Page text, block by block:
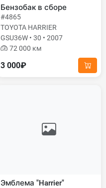
Бензобак в сборе
#4865
TOYOTA HARRIER
GSU36W • 30 • 2007
72 000 км
3 000₽
Эмблема "Harrier"